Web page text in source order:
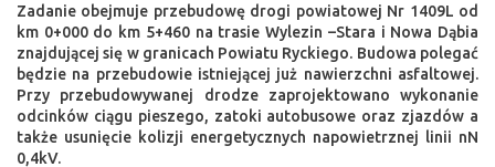
Zadanie obejmuje przebudowę drogi powiatowej Nr 1409L od
km 0+000 do km 5+460 na trasie Wylezin –Stara i Nowa Dąbia
znajdującej się w granicach Powiatu Ryckiego. Budowa polegać
będzie na przebudowie istniejącej już nawierzchni asfaltowej.
Przy przebudowywanej drodze zaprojektowano wykonanie
odcinków ciągu pieszego, zatoki autobusowe oraz zjazdów a
także usunięcie kolizji energetycznych napowietrznej linii nN
0,4kV.